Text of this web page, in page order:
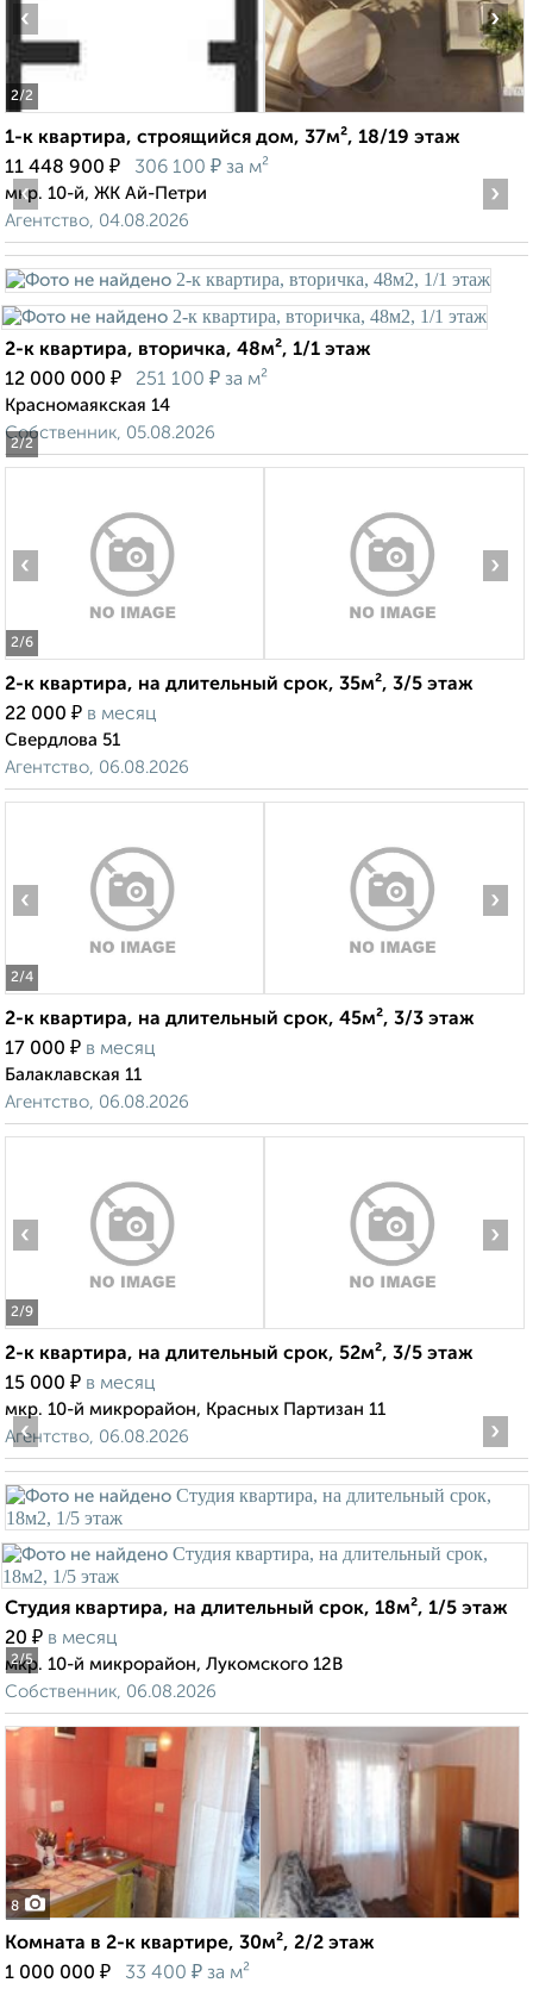
2/2
‹ ›
1-к квартира, строящийся дом, 37м², 18/19 этаж
11 448 900 ₽ 306 100 ₽ за м²
мкр. 10-й, ЖК Ай-Петри
Агентство, 04.08.2026
2/2
‹ ›
2-к квартира, вторичка, 48м², 1/1 этаж
12 000 000 ₽ 251 100 ₽ за м²
Красномаякская 14
Собственник, 05.08.2026
2/6
‹ ›
2-к квартира, на длительный срок, 35м², 3/5 этаж
22 000 ₽ в месяц
Свердлова 51
Агентство, 06.08.2026
2/4
‹ ›
2-к квартира, на длительный срок, 45м², 3/3 этаж
17 000 ₽ в месяц
Балаклавская 11
Агентство, 06.08.2026
2/9
‹ ›
2-к квартира, на длительный срок, 52м², 3/5 этаж
15 000 ₽ в месяц
мкр. 10-й микрорайон, Красных Партизан 11
Агентство, 06.08.2026
2/5
‹ ›
Студия квартира, на длительный срок, 18м², 1/5 этаж
20 ₽ в месяц
мкр. 10-й микрорайон, Лукомского 12В
Собственник, 06.08.2026
8
Комната в 2-к квартире, 30м², 2/2 этаж
1 000 000 ₽ 33 400 ₽ за м²